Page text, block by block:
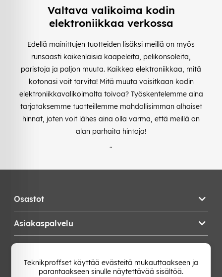
Valtava valikoima kodin
elektroniikkaa verkossa
Edellä mainittujen tuotteiden lisäksi meillä on myös
runsaasti kaikenlaisia kaapeleita, pelikonsoleita,
paristoja ja paljon muuta. Kaikkea elektroniikkaa, mitä
kotonasi voit tarvita! Mitä muuta voisitkaan kodin
elektroniikkavalikoimalta toivoa? Työskentelemme aina
tarjotaksemme tuotteillemme mahdollisimman alhaiset
hinnat, joten voit lähes aina olla varma, että meillä on
alan parhaita hintoja!
"
Osastot
Asiakaspalvelu
Vaihda Maa
Teknikproffset käyttää evästeitä mukauttaakseen ja
parantaakseen sinulle näytettävää sisältöä.